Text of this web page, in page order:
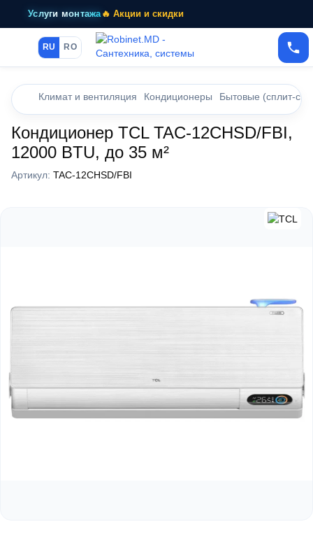
Услуги монтажа🔥 Акции и скидки
RU RO
Климат и вентиляция Кондиционеры Бытовые (сплит-
Кондиционер TCL TAC-12CHSD/FBI,
12000 BTU, до 35 м²
Артикул: TAC-12CHSD/FBI